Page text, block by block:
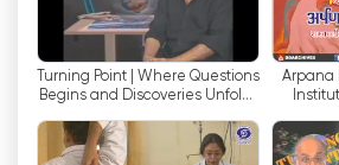
เท่านั้น แต่ยังตอบสนองความต้องกา
เชี่ยวชาญด้านเทคโนโลยีอีกด้วย
ช่อง DD National มีบทบาทสำคัญใน
และวัฒนธรรมของอินเดีย เป็นเวทีส
ศิลปะหลากหลายรูปแบบ ทั้งศิลปะดั้ง
Turning Point | Where Questions
Begins and Discoveries Unfold |
Arpana